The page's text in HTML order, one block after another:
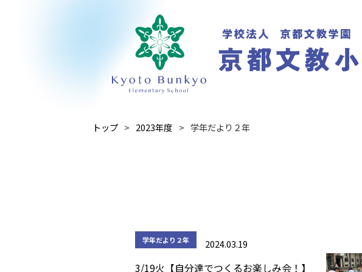
トップ 2023年度 学年だより２年
学年だより２年 2024.03.19
3/19火【自分達でつくるお楽しみ会！】